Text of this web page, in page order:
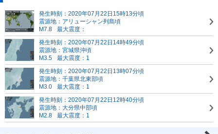
発生時刻：2020年07月22日15時13分頃
震源地：アリューシャン列島頃
M7.8
最大震度：
発生時刻：2020年07月22日14時49分頃
震源地：宮城県沖頃
M3.5
最大震度：1
発生時刻：2020年07月22日13時07分頃
震源地：千葉県北東部頃
M3.0
最大震度：1
発生時刻：2020年07月22日12時40分頃
震源地：大分県中部頃
M2.8
最大震度：1